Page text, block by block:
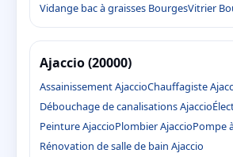
Vidange bac à graisses BourgesVitrier
Ajaccio (20000)
Assainissement AjaccioChauffagiste
Débouchage de canalisations Ajaccio
Peinture AjaccioPlombier AjaccioPompe
Rénovation de salle de bain Ajaccio